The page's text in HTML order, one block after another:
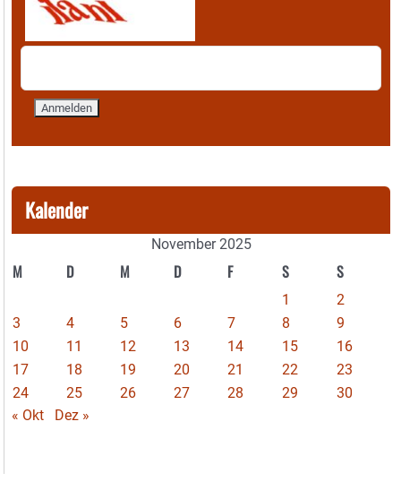
Kalender
November 2025
M D M D F S S
1
2
3
4 5 6 7 8
9
10
11 12 13 14 15
16
17
18 19 20 21 22
23
24
25 26 27 28 29
30
« Okt
Dez »